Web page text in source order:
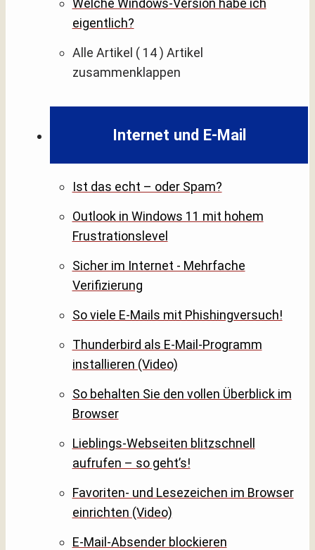
Welche Windows-Version habe ich
eigentlich?
Alle Artikel ( 14 ) Artikel
zusammenklappen
Internet und E-Mail
Ist das echt – oder Spam?
Outlook in Windows 11 mit hohem
Frustrationslevel
Sicher im Internet - Mehrfache
Verifizierung
So viele E-Mails mit Phishingversuch!
Thunderbird als E-Mail-Programm
installieren (Video)
So behalten Sie den vollen Überblick im
Browser
Lieblings-Webseiten blitzschnell
aufrufen – so geht’s!
Favoriten- und Lesezeichen im Browser
einrichten (Video)
E-Mail-Absender blockieren